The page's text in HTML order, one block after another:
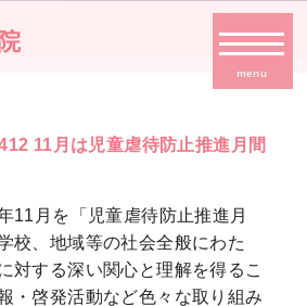
menu
11月は児童虐待防止推進月間
11月を「児童虐待防止推進月
校、地域等の社会全般にわた
対する深い関心と理解を得るこ
・啓発活動など色々な取り組み